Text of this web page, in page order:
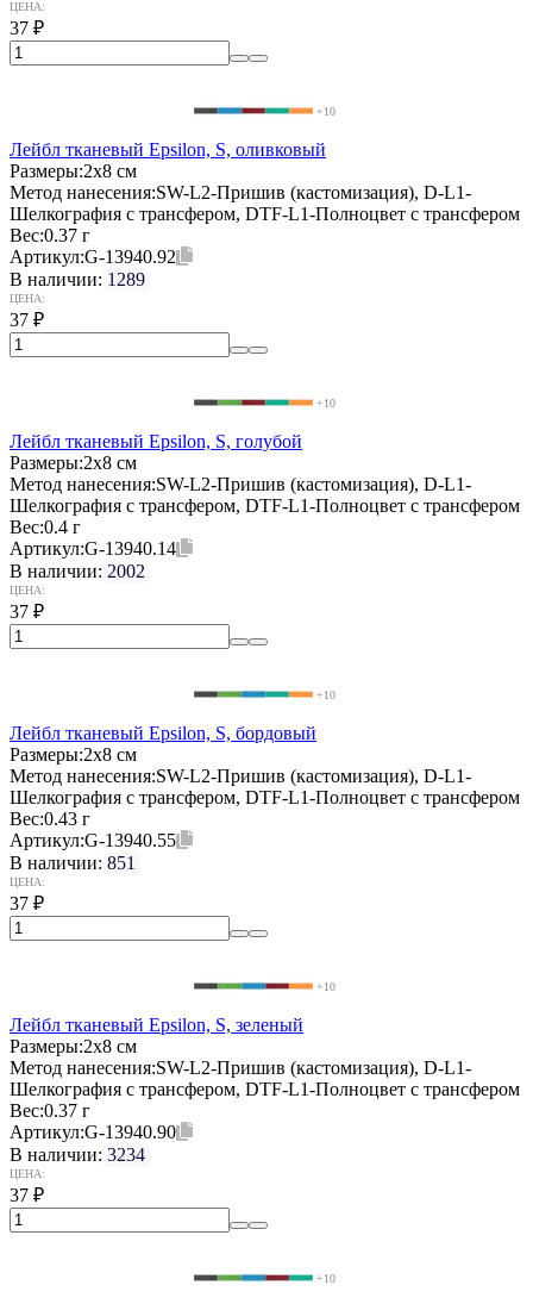
ЦЕНА:
37 ₽
+10
Лейбл тканевый Epsilon, S, оливковый
Размеры:2х8 см
Метод нанесения:SW-L2-Пришив (кастомизация), D-L1-
Шелкография с трансфером, DTF-L1-Полноцвет с трансфером
Вес:0.37 г
Артикул:G-13940.92
В наличии: 1289
ЦЕНА:
37 ₽
+10
Лейбл тканевый Epsilon, S, голубой
Размеры:2х8 см
Метод нанесения:SW-L2-Пришив (кастомизация), D-L1-
Шелкография с трансфером, DTF-L1-Полноцвет с трансфером
Вес:0.4 г
Артикул:G-13940.14
В наличии: 2002
ЦЕНА:
37 ₽
+10
Лейбл тканевый Epsilon, S, бордовый
Размеры:2х8 см
Метод нанесения:SW-L2-Пришив (кастомизация), D-L1-
Шелкография с трансфером, DTF-L1-Полноцвет с трансфером
Вес:0.43 г
Артикул:G-13940.55
В наличии: 851
ЦЕНА:
37 ₽
+10
Лейбл тканевый Epsilon, S, зеленый
Размеры:2х8 см
Метод нанесения:SW-L2-Пришив (кастомизация), D-L1-
Шелкография с трансфером, DTF-L1-Полноцвет с трансфером
Вес:0.37 г
Артикул:G-13940.90
В наличии: 3234
ЦЕНА:
37 ₽
+10